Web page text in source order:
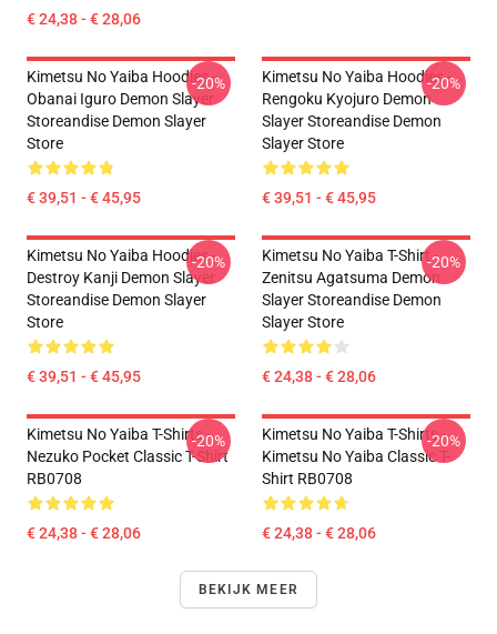
€ 24,38 - € 28,06
Kimetsu No Yaiba Hoodies -
Obanai Iguro Demon Slayer
Storeandise Demon Slayer
Store
€ 39,51 - € 45,95
-20%
Kimetsu No Yaiba Hoodies -
Rengoku Kyojuro Demon
Slayer Storeandise Demon
Slayer Store
€ 39,51 - € 45,95
-20%
Kimetsu No Yaiba Hoodies -
Destroy Kanji Demon Slayer
Storeandise Demon Slayer
Store
€ 39,51 - € 45,95
-20%
Kimetsu No Yaiba T-Shirt -
Zenitsu Agatsuma Demon
Slayer Storeandise Demon
Slayer Store
€ 24,38 - € 28,06
-20%
Kimetsu No Yaiba T-Shirts -
Nezuko Pocket Classic T-Shirt
RB0708
€ 24,38 - € 28,06
-20%
Kimetsu No Yaiba T-Shirts -
Kimetsu No Yaiba Classic T-
Shirt RB0708
€ 24,38 - € 28,06
-20%
BEKIJK MEER